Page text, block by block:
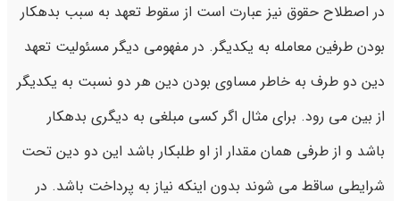
در اصطلاح حقوق نیز عبارت است از سقوط تعهد به سبب بدهکار
بودن طرفین معامله به یکدیگر. در مفهومی دیگر مسئولیت تعهد
دین دو طرف به خاطر مساوی بودن دین هر دو نسبت به یکدیگر
از بین می رود. برای مثال اگر کسی مبلغی به دیگری بدهکار
باشد و از طرفی همان مقدار از او طلبکار باشد این دو دین تحت
شرایطی ساقط می شوند بدون اینکه نیاز به پرداخت باشد. در